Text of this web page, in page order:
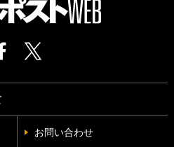
お問い合わせ